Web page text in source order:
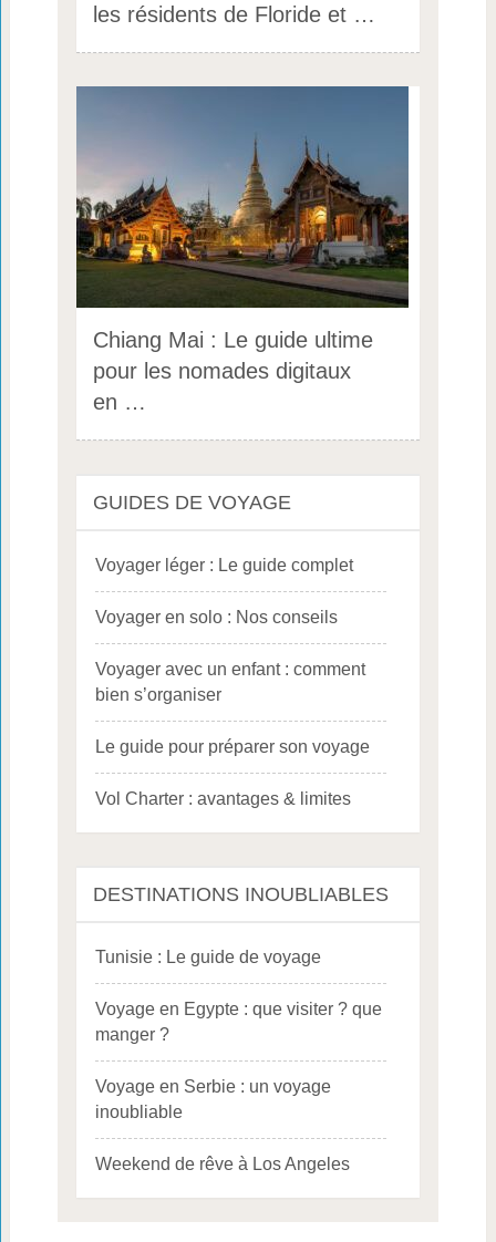
les résidents de Floride et …
Chiang Mai : Le guide ultime
pour les nomades digitaux
en …
GUIDES DE VOYAGE
Voyager léger : Le guide complet
Voyager en solo : Nos conseils
Voyager avec un enfant : comment
bien s’organiser
Le guide pour préparer son voyage
Vol Charter : avantages & limites
DESTINATIONS INOUBLIABLES
Tunisie : Le guide de voyage
Voyage en Egypte : que visiter ? que
manger ?
Voyage en Serbie : un voyage
inoubliable
Weekend de rêve à Los Angeles